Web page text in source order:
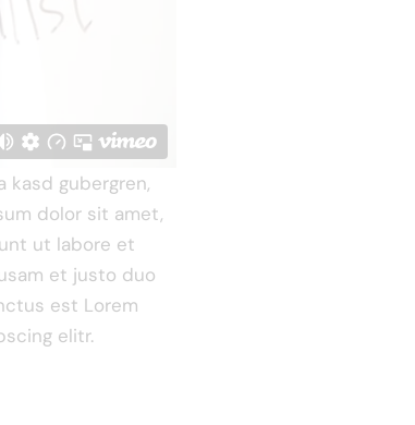
gubergren,
dolor sit amet,
ut labore et
et justo duo
est Lorem
elitr.